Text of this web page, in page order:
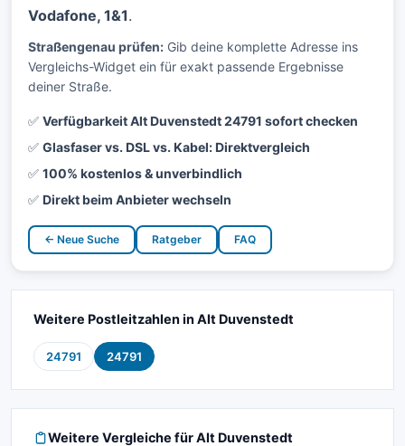
Vodafone, 1&1.
Straßengenau prüfen: Gib deine komplette Adresse ins
Vergleichs-Widget ein für exakt passende Ergebnisse
deiner Straße.
✅ Verfügbarkeit Alt Duvenstedt 24791 sofort checken
✅ Glasfaser vs. DSL vs. Kabel: Direktvergleich
✅ 100% kostenlos & unverbindlich
✅ Direkt beim Anbieter wechseln
← Neue Suche Ratgeber FAQ
Weitere Postleitzahlen in Alt Duvenstedt
24791 24791
Weitere Vergleiche für Alt Duvenstedt